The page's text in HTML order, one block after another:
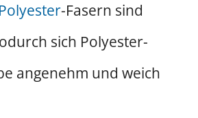
Polyester-Fasern sind
sich Polyester-
angenehm und weich